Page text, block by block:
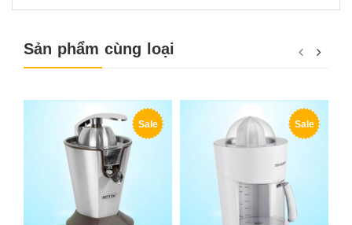
Sản phẩm cùng loại
Sale Sale